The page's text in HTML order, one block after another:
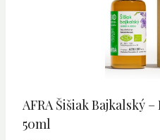
AFRA Šišiak Bajkalský
50ml